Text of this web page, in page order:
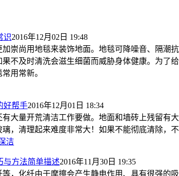
识2016年12月02日 19:48
崇尚用地毯来装饰地面。地毯可降噪音、隔
不及时清洗会滋生细菌而威胁身体健康。为
用常新。
好帮手2016年12月01日 18:34
大量开荒清洁工作要做。地面和墙砖上残留有
，清理起来难度非常大！如果不能彻底清除，
洁
与方法简单描述2016年11月30日 19:35
，化纤由于摩擦会产生静电作用、具有很强